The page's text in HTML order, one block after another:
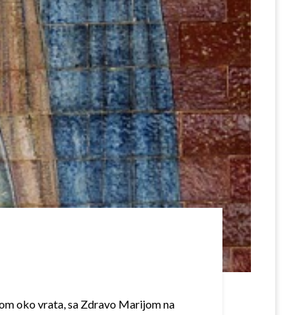
oko vrata, sa Zdravo Marijom na